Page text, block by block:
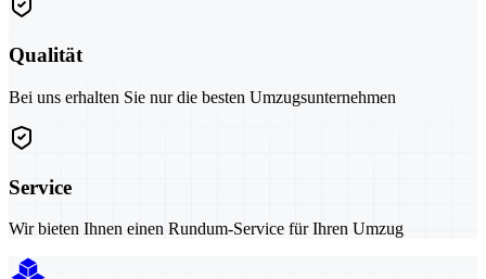
Qualität
Bei uns erhalten Sie nur die besten Umzugsunternehmen
Service
Wir bieten Ihnen einen Rundum-Service für Ihren Umzug